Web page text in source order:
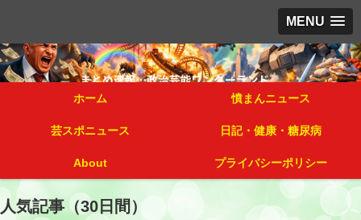
MENU
ホーム 憤まんニュース
芸スポニュース 日記・健康・糖尿病
About プライバシーポリシー
人気記事（30日間）